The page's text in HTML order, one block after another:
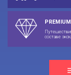
составе